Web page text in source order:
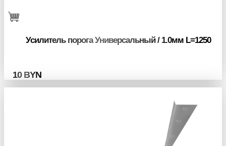
Усилитель порога Универсальный / 1.0мм L=1250
10 BYN